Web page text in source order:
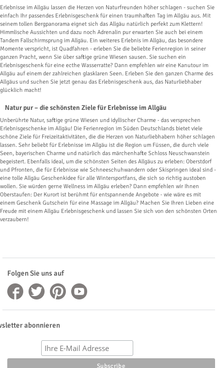
Erlebnisse im Allgäu lassen die Herzen von Naturfreunden höher schlagen - suchen Sie
einfach Ihr passendes Erlebnisgeschenk für einen traumhaften Tag im Allgäu aus. Mit
seinem tollen Bergpanorama eignet sich das Allgäu natürlich perfekt zum Klettern!
Himmlische Aussichten und dazu noch Adrenalin pur erwarten Sie auch bei einem
Tandem Fallschirmsprung im Allgäu. Ein weiteres Erlebnis im Allgäu, das besondere
Momente verspricht, ist Quadfahren - erleben Sie die beliebte Ferienregion in seiner
ganzen Pracht, wenn Sie über saftige grüne Wiesen sausen. Sie suchen ein
Erlebnisgeschenk für eine ecthe Wasserratte? Dann empfehlen wir eine Kanutour im
Allgäu auf einem der zahlreichen glasklaren Seen. Erleben Sie den ganzen Charme des
Allgäus und suchen Sie jetzt genau das Erlebnisgeschenk aus, das Naturliebhaber
glücklich macht!
Natur pur – die schönsten Ziele für Erlebnisse im Allgäu
Unberührte Natur, saftige grüne Wiesen und idyllischer Charme - das versprechen
Erlebnisgeschenke im Allgäu! Die Ferienregion im Süden Deutschlands bietet viele
schöne Ziele für Freizeitaktivitäten, die die Herzen von Naturliebhabern höher schlagen
lassen. Sehr beliebt für Erlebnisse im Allgäu ist die Region um Füssen, die durch viele
Seen, bayerischen Charme und natürlich das märchenhafte Schloss Neuschwanstein
begeistert. Ebenfalls ideal, um die schönsten Seiten des Allgäus zu erleben: Oberstdorf
und Pfronten, die für Erlebnisse wie Schneeschuhwandern oder Skispringen ideal sind -
eine tolle Allgäu Geschenkidee für alle Wintersportfans, die sich so richtig austoben
wollen. Sie würden gerne Wellness im Allgäu erleben? Dann empfehlen wir Ihnen
Oberstaufen: Der Kurort ist berühmt für entspannende Angebote - wie wäre es mit
einem Geschenk Gutschein für eine Massage im Allgäu? Machen Sie Ihren Lieben eine
Freude mit einem Allgäu Erlebnisgeschenk und lassen Sie sich von den schönsten Orten
verzaubern!
Folgen Sie uns auf
abonnieren